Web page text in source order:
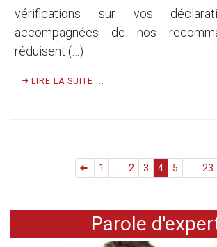
vérifications sur vos
accompagnées de nos
réduisent (…)
LIRE LA SUITE ...
1 2 3 4 5 23
Parole